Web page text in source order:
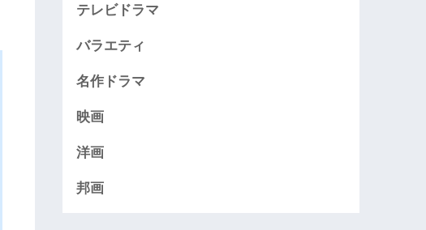
テレビドラマ
バラエティ
名作ドラマ
映画
洋画
邦画